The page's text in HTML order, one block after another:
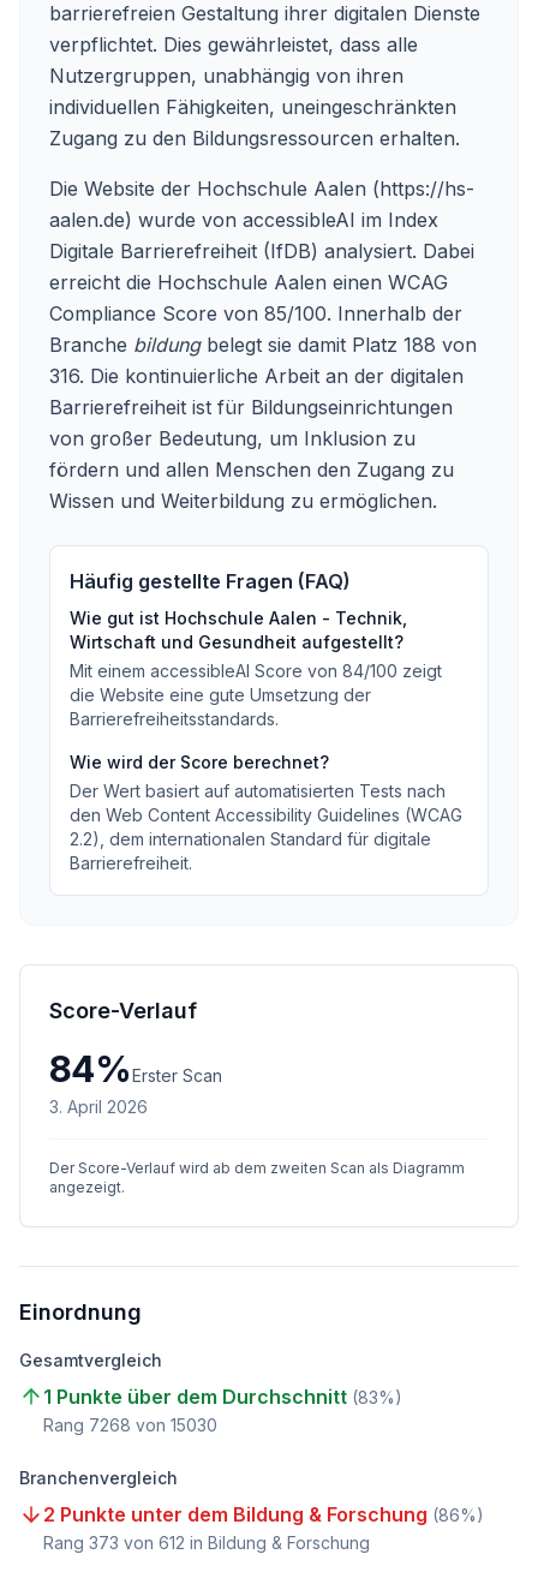
barrierefreien Gestaltung ihrer digitalen Dienste
verpflichtet. Dies gewährleistet, dass alle
Nutzergruppen, unabhängig von ihren
individuellen Fähigkeiten, uneingeschränkten
Zugang zu den Bildungsressourcen erhalten.
Die Website der Hochschule Aalen (https://hs-
aalen.de) wurde von accessibleAI im Index
Digitale Barrierefreiheit (IfDB) analysiert. Dabei
erreicht die Hochschule Aalen einen WCAG
Compliance Score von 85/100. Innerhalb der
Branche bildungbelegt sie damit Platz 188 von
316. Die kontinuierliche Arbeit an der digitalen
Barrierefreiheit ist für Bildungseinrichtungen
von großer Bedeutung, um Inklusion zu
fördern und allen Menschen den Zugang zu
Wissen und Weiterbildung zu ermöglichen.
Häufig gestellte Fragen (FAQ)
Wie gut ist Hochschule Aalen - Technik,
Wirtschaft und Gesundheit aufgestellt?
Mit einem accessibleAI Score von 84/100 zeigt
die Website eine gute Umsetzung der
Barrierefreiheitsstandards.
Wie wird der Score berechnet?
Der Wert basiert auf automatisierten Tests nach
den Web Content Accessibility Guidelines (WCAG
2.2), dem internationalen Standard für digitale
Barrierefreiheit.
Score-Verlauf
84%Erster Scan
3. April 2026
Der Score-Verlauf wird ab dem zweiten Scan als Diagramm
angezeigt.
Einordnung
Gesamtvergleich
1 Punkte über dem Durchschnitt (83%)
Rang 7268 von 15030
Branchenvergleich
2 Punkte unter dem Bildung & Forschung (86%)
Rang 373 von 612 in Bildung & Forschung